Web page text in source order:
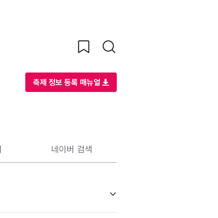
축제 정보 등록 매뉴얼
네이버 검색